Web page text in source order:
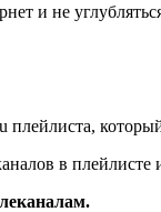
и не
в